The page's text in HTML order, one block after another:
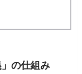
の仕組み